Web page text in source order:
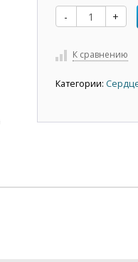
- +
К сравнению
Категории: